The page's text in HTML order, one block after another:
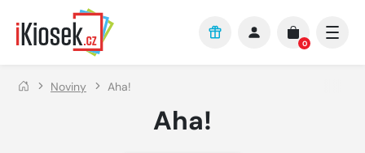
Přejít na hlavní obsah
0
Noviny Aha!
Aha!